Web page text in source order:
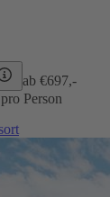
ab €697,-
Person